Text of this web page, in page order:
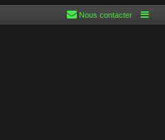
Nous contacter